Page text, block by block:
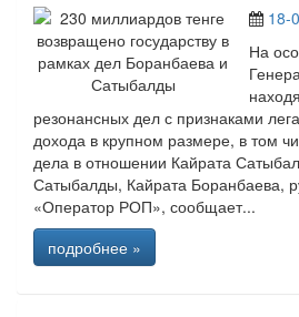
18-
На
резонансных дел с признаками
дохода в крупном размере, в том
дела в отношении Кайрата
Сатыбалды, Кайрата Боранбаева,
«Оператор РОП», сообщает...
подробнее »